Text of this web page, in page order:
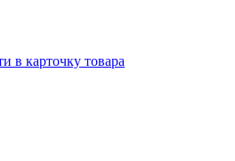
в карточку товара